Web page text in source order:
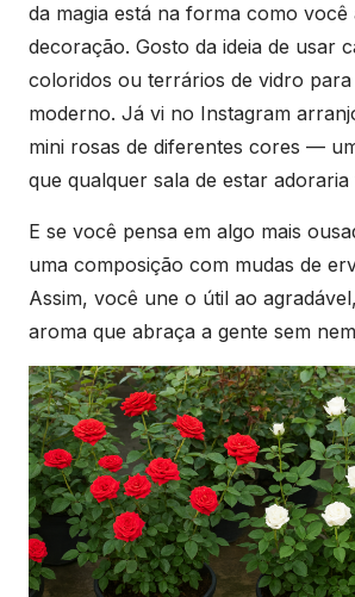
da magia está na forma como
decoração. Gosto da ideia de usar
coloridos ou terrários de vidro
moderno. Já vi no Instagram
mini rosas de diferentes cores —
que qualquer sala de estar adoraria
E se você pensa em algo mais
uma composição com mudas de
Assim, você une o útil ao
aroma que abraça a gente sem